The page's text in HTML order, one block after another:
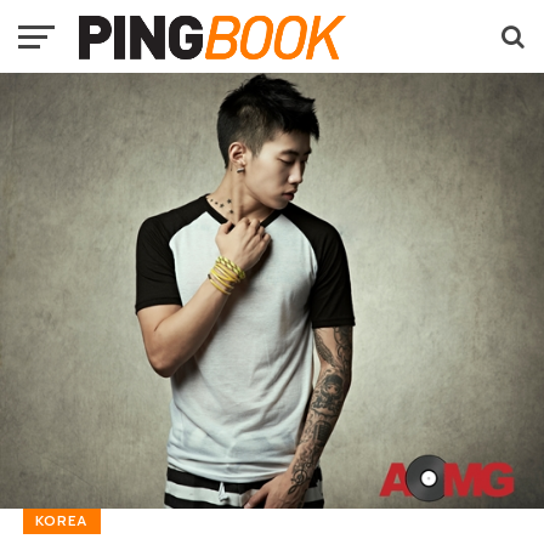
KOREA